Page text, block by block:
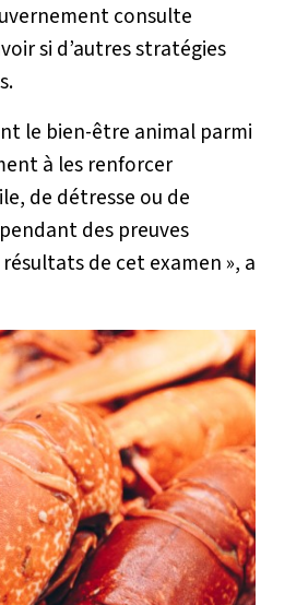
consulte
si d’autres stratégies
le bien-être animal parmi
à les renforcer
de détresse ou de
des preuves
de cet examen », a